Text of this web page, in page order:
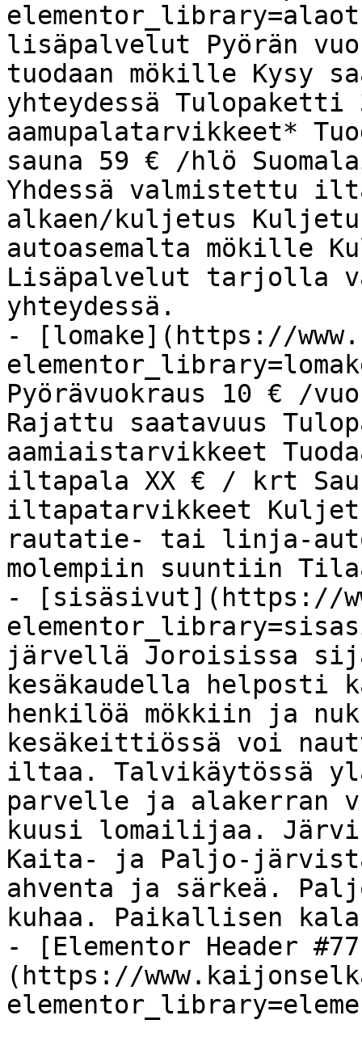
lisäpalvelut Pyörän
tuodaan mökille Kysy
yhteydessä
aamupalatarvikkeet*
sauna 59 € /hlö
Yhdessä valmistettu
alkaen/kuljetus
autoasemalta mökille
Lisäpalvelut tarjolla
yhteydessä.
- [lomake](https://
Pyörävuokraus 10 € /
Rajattu saatavuus
aamiaistarvikkeet
iltapala XX € / krt
iltapatarvikkeet
rautatie- tai linja-
molempiin suuntiin
- [sisäsivut](https://
järvellä Joroisissa
kesäkaudella helposti
henkilöä mökkiin ja
kesäkeittiössä voi
iltaa. Talvikäytössä
parvelle ja alakerran
kuusi lomailijaa.
Kaita- ja Paljo-järvistä
ahventa ja särkeä.
kuhaa. Paikallisen
- [Elementor Header
(https://